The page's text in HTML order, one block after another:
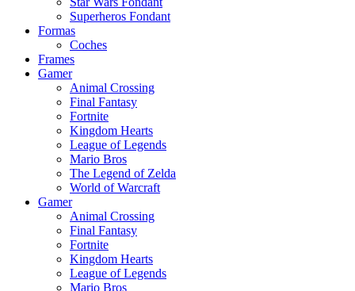
Superheros Fondant
Formas
Coches
Frames
Gamer
Animal Crossing
Final Fantasy
Fortnite
Kingdom Hearts
League of Legends
Mario Bros
The Legend of Zelda
World of Warcraft
Gamer
Animal Crossing
Final Fantasy
Fortnite
Kingdom Hearts
League of Legends
Mario Bros